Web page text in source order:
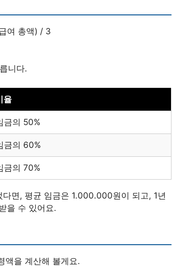
여 총액) / 3
니다.
율
금의 50%
금의 60%
금의 70%
면, 평균 임금은 1.000.000원이 되고, 1년
을 수 있어요.
액을 계산해 볼게요.